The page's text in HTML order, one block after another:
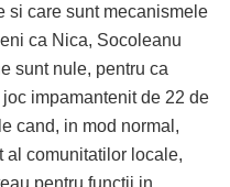
si care sunt mecanismele
ca Nica, Socoleanu
sunt nule, pentru ca
impamantenit de 22 de
cand, in mod normal,
al comunitatilor locale,
pentru functii in